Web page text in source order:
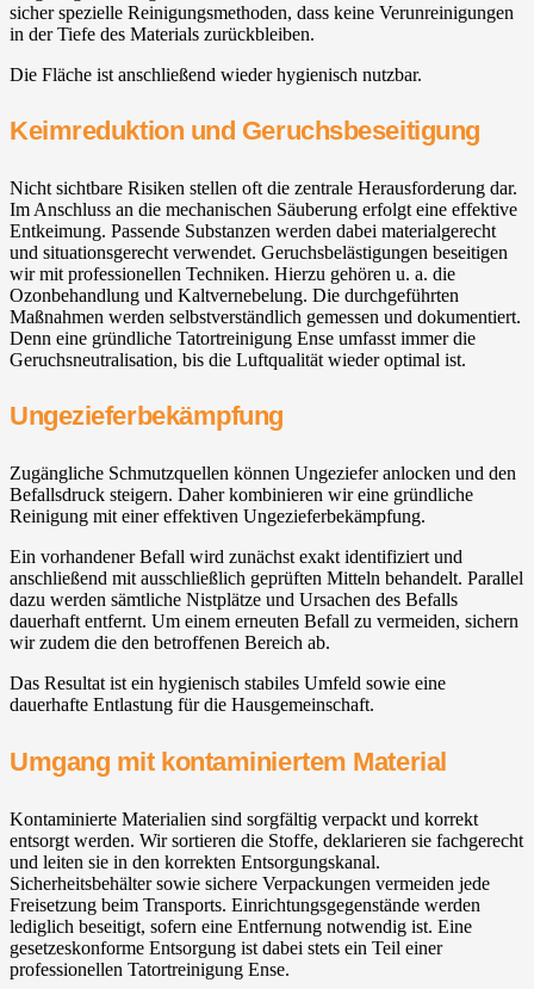
sicher spezielle Reinigungsmethoden, dass keine Verunreinigungen
in der Tiefe des Materials zurückbleiben.
Die Fläche ist anschließend wieder hygienisch nutzbar.
Keimreduktion und Geruchsbeseitigung
Nicht sichtbare Risiken stellen oft die zentrale Herausforderung dar.
Im Anschluss an die mechanischen Säuberung erfolgt eine effektive
Entkeimung. Passende Substanzen werden dabei materialgerecht
und situationsgerecht verwendet. Geruchsbelästigungen beseitigen
wir mit professionellen Techniken. Hierzu gehören u. a. die
Ozonbehandlung und Kaltvernebelung. Die durchgeführten
Maßnahmen werden selbstverständlich gemessen und dokumentiert.
Denn eine gründliche Tatortreinigung Ense umfasst immer die
Geruchsneutralisation, bis die Luftqualität wieder optimal ist.
Ungezieferbekämpfung
Zugängliche Schmutzquellen können Ungeziefer anlocken und den
Befallsdruck steigern. Daher kombinieren wir eine gründliche
Reinigung mit einer effektiven Ungezieferbekämpfung.
Ein vorhandener Befall wird zunächst exakt identifiziert und
anschließend mit ausschließlich geprüften Mitteln behandelt. Parallel
dazu werden sämtliche Nistplätze und Ursachen des Befalls
dauerhaft entfernt. Um einem erneuten Befall zu vermeiden, sichern
wir zudem die den betroffenen Bereich ab.
Das Resultat ist ein hygienisch stabiles Umfeld sowie eine
dauerhafte Entlastung für die Hausgemeinschaft.
Umgang mit kontaminiertem Material
Kontaminierte Materialien sind sorgfältig verpackt und korrekt
entsorgt werden. Wir sortieren die Stoffe, deklarieren sie fachgerecht
und leiten sie in den korrekten Entsorgungskanal.
Sicherheitsbehälter sowie sichere Verpackungen vermeiden jede
Freisetzung beim Transports. Einrichtungsgegenstände werden
lediglich beseitigt, sofern eine Entfernung notwendig ist. Eine
gesetzeskonforme Entsorgung ist dabei stets ein Teil einer
professionellen Tatortreinigung Ense.